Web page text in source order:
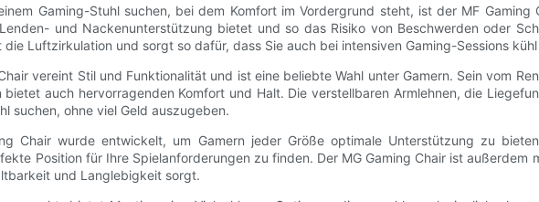
Gaming-Stuhl suchen, bei dem Komfort im Vordergrund steht, ist der MF
und Nackenunterstützung bietet und so das Risiko von Beschwerden oder
Luftzirkulation und sorgt so dafür, dass Sie auch bei intensiven Gaming-Sessions
vereint Stil und Funktionalität und ist eine beliebte Wahl unter Gamern. Sein vom
auch hervorragenden Komfort und Halt. Die verstellbaren Armlehnen, die
suchen, ohne viel Geld auszugeben.
Chair wurde entwickelt, um Gamern jeder Größe optimale Unterstützung zu
Position für Ihre Spielanforderungen zu finden. Der MG Gaming Chair ist
und Langlebigkeit sorgt.